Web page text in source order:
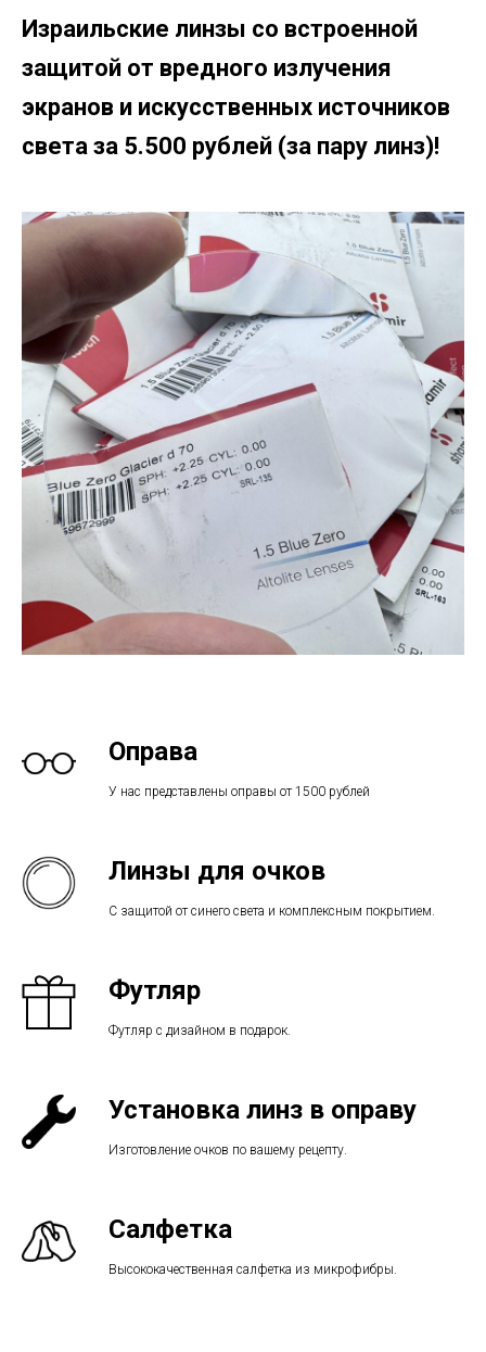
Израильские линзы со встроенной
защитой от вредного излучения
экранов и искусственных источников
света за 5.500 рублей (за пару линз)!
Оправа
У нас представлены оправы от 1500 рублей
Линзы для очков
С защитой от синего света и комплексным покрытием.
Футляр
Футляр с дизайном в подарок.
Установка линз в оправу
Изготовление очков по вашему рецепту.
Салфетка
Высококачественная салфетка из микрофибры.